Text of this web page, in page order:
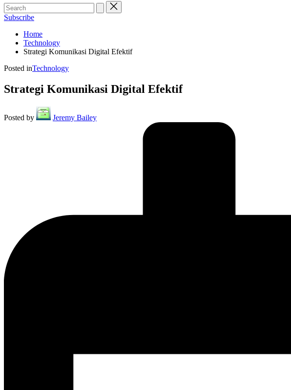
Subscribe
Home
Technology
Strategi Komunikasi Digital Efektif
Posted inTechnology
Strategi Komunikasi Digital Efektif
Posted by Jeremy Bailey